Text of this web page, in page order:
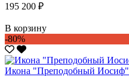
195 200 ₽
В корзину
-80%
Икона "Преподобный Иосиф"